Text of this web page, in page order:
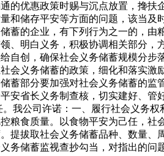
的优惠政策时赐与沉点放置，搀扶
和储存平安等方面的问题，该当及
蓄的企业，有下列行为之一的，由
、明白义务，积极协调相关部分，
自创，确保社会义务储蓄规模分步
会义务储蓄的政策，细化和落实激
部分要加强对社会义务储蓄的监
安省长义务制查核，切实建好、管
我公司许诺：一、履行社会义务权
粮食质量。以食物平安为己任，社
提拔取社会义务储蓄品种、数量、
务储蓄监视查抄勾当，对指出的问